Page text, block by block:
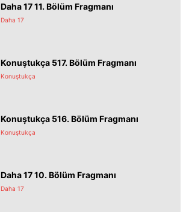
Daha 17 11. Bölüm Fragmanı
Daha 17
Konuştukça 517. Bölüm Fragmanı
Konuştukça
Konuştukça 516. Bölüm Fragmanı
Konuştukça
Daha 17 10. Bölüm Fragmanı
Daha 17